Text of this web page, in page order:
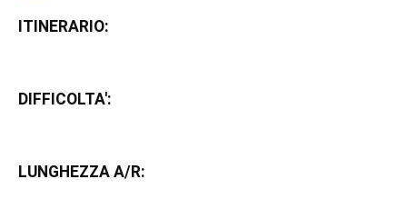
ITINERARIO:
DIFFICOLTA':
LUNGHEZZA A/R: